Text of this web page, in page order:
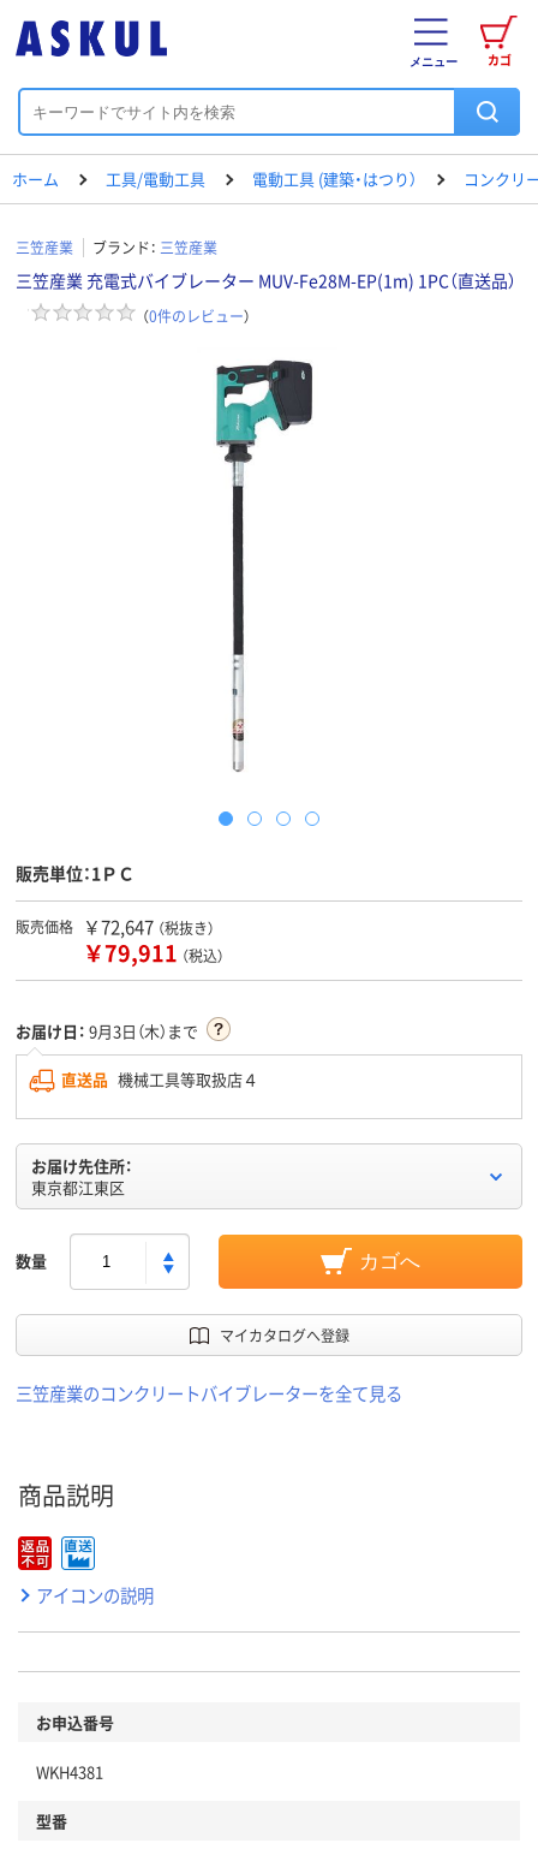
カゴ
メニュー
ホーム 工具/電動工具 電動工具 (建築・はつり） コンクリ
三笠産業 ブランド： 三笠産業
三笠産業 充電式バイブレーター MUV-Fe28M-EP(1m) 1PC（直送品）
（0件のレビュー）
販売単位：1ＰＣ
販売価格 ￥72,647 （税抜き）
￥79,911 （税込）
お届け日： 9月3日（木）まで
直送品 機械工具等取扱店４
お届け先住所：
東京都江東区
数量 カゴへ
マイカタログへ登録
三笠産業のコンクリートバイブレーターを全て見る
商品説明
アイコンの説明
お申込番号
WKH4381
型番